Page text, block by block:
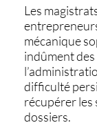
Les
mécanique
indûment
difficulté
récupérer les
dossiers.